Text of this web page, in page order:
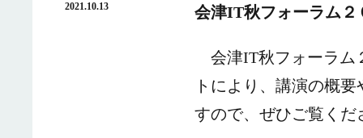
2021.10.13 会津IT秋フォーラム２
会津IT秋フォーラム
トにより、講演の概
すので、ぜひご覧くだ